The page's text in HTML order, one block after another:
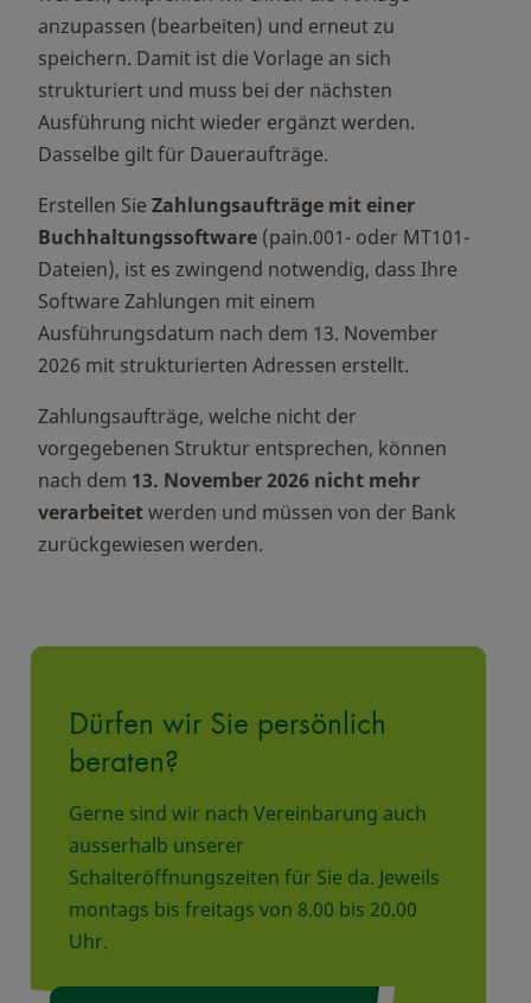
anzupassen (bearbeiten) und erneut zu
speichern. Damit ist die Vorlage an sich
strukturiert und muss bei der nächsten
Ausführung nicht wieder ergänzt werden.
Dasselbe gilt für Daueraufträge.
Erstellen Sie Zahlungsaufträge mit einer
Buchhaltungssoftware (pain.001- oder MT101-
Dateien), ist es zwingend notwendig, dass Ihre
Software Zahlungen mit einem
Ausführungsdatum nach dem 13. November
2026 mit strukturierten Adressen erstellt.
Zahlungsaufträge, welche nicht der
vorgegebenen Struktur entsprechen, können
nach dem 13. November 2026 nicht mehr
verarbeitetwerden und müssen von der Bank
zurückgewiesen werden.
Dürfen wir Sie persönlich
beraten?
Gerne sind wir nach Vereinbarung auch
ausserhalb unserer
Schalteröffnungszeiten für Sie da. Jeweils
montags bis freitags von 8.00 bis 20.00
Uhr.